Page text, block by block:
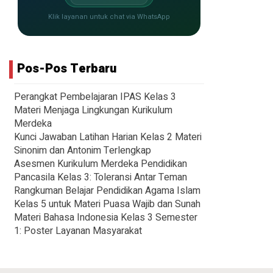
Klik layanan untuk chat via WhatsApp
Pos-Pos Terbaru
Perangkat Pembelajaran IPAS Kelas 3
Materi Menjaga Lingkungan Kurikulum
Merdeka
Kunci Jawaban Latihan Harian Kelas 2 Materi
Sinonim dan Antonim Terlengkap
Asesmen Kurikulum Merdeka Pendidikan
Pancasila Kelas 3: Toleransi Antar Teman
Rangkuman Belajar Pendidikan Agama Islam
Kelas 5 untuk Materi Puasa Wajib dan Sunah
Materi Bahasa Indonesia Kelas 3 Semester
1: Poster Layanan Masyarakat